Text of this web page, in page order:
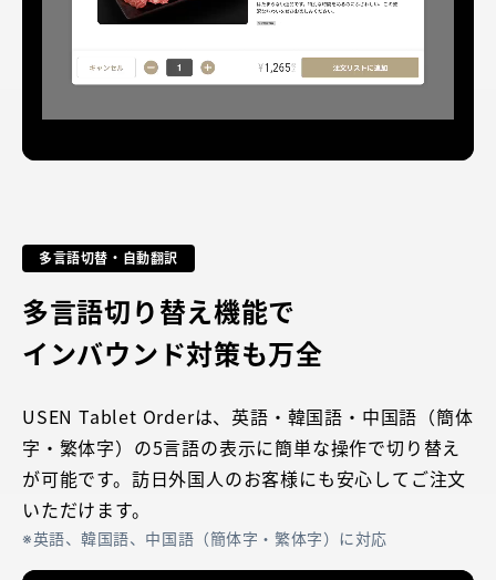
多言語切替・自動翻訳
多言語切り替え機能で
インバウンド対策も万全
USEN Tablet Orderは、英語・韓国語・中国語（簡体
字・繁体字）の5言語の表示に簡単な操作で切り替え
が可能です。訪日外国人のお客様にも安心してご注文
いただけます。
英語、韓国語、中国語（簡体字・繁体字）に対応